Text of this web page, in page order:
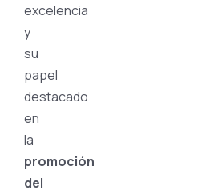
excelencia
y
su
papel
destacado
en
la
promoción
del